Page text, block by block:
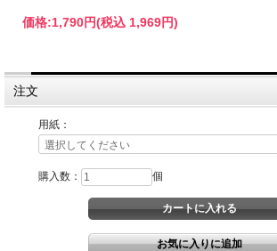
価格:1,790円(税込 1,969円)
注文
用紙：
購入数： 個